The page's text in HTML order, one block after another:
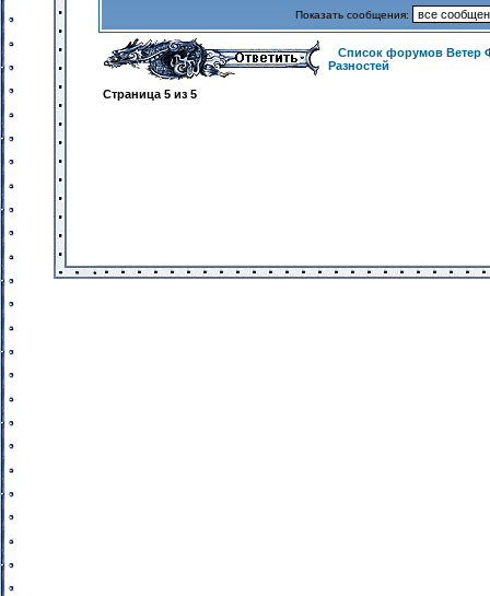
Показать сообщения:
Список форумов Ветер
Разностей
Страница 5 из 5